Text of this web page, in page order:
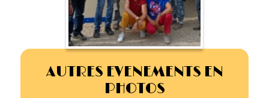
La 15/6 H –
1954/1956
AUTRES EVENEMENTS EN
PHOTOS